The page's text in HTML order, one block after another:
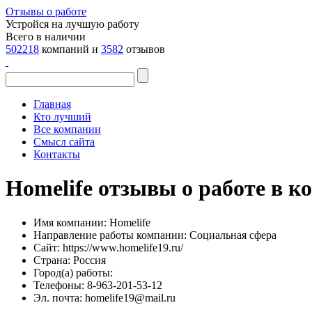
Отзывы о работе
Устройся на лучшую работу
Всего в наличии
502218 компаний и 3582 отзывов
Главная
Кто лучший
Все компании
Смысл сайта
Контакты
Homelife отзывы о работе в
Имя компании: Homelife
Направление работы компании: Социальная сфера
Сайт: https://www.homelife19.ru/
Страна: Россия
Город(а) работы:
Телефоны: 8-963-201-53-12
Эл. почта: homelife19@mail.ru